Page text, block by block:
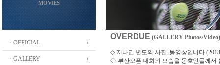
MOVIES
ㆍOFFICIAL
ㆍGALLERY
OVERDUE (GALLERY Photos/Video)
◇ 지나간 년도의 사진, 동영상입니다
◇ 부산오픈 대회의 모습을 동호인들께서